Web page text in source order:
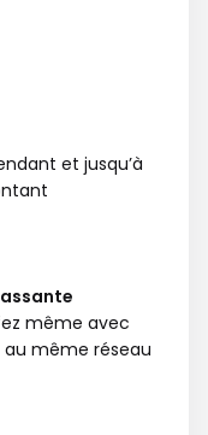
et jusqu’à
même avec
même réseau